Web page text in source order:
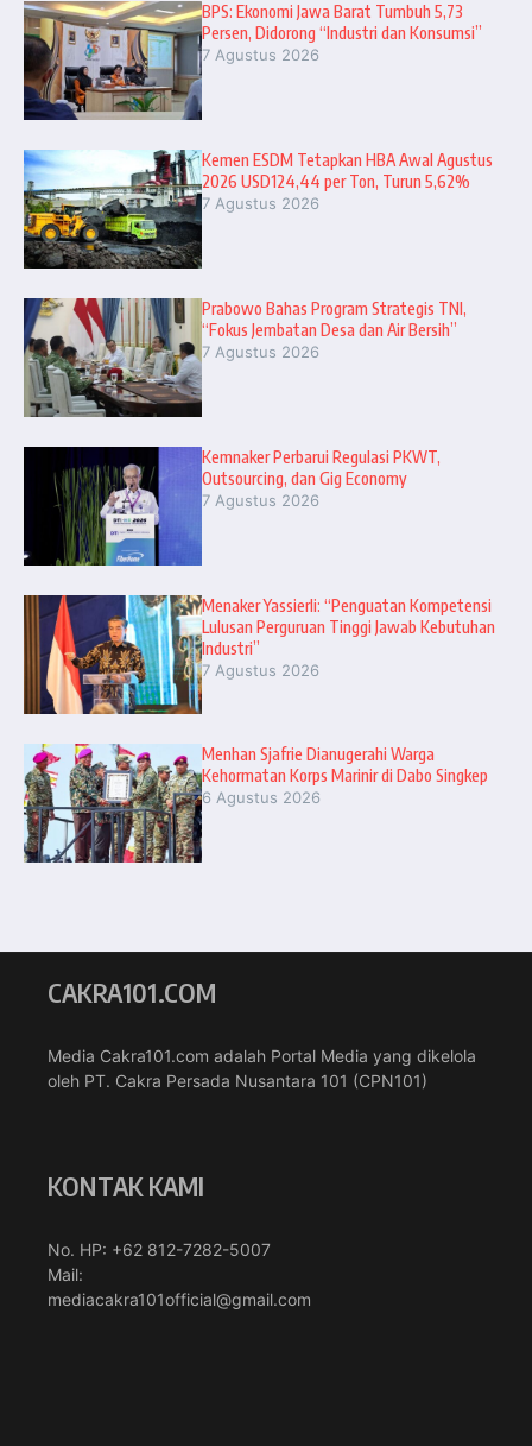
BPS: Ekonomi Jawa Barat Tumbuh 5,73
Persen, Didorong “Industri dan Konsumsi”
7 Agustus 2026
Kemen ESDM Tetapkan HBA Awal Agustus
2026 USD124,44 per Ton, Turun 5,62%
7 Agustus 2026
Prabowo Bahas Program Strategis TNI,
“Fokus Jembatan Desa dan Air Bersih”
7 Agustus 2026
Kemnaker Perbarui Regulasi PKWT,
Outsourcing, dan Gig Economy
7 Agustus 2026
Menaker Yassierli: “Penguatan Kompetensi
Lulusan Perguruan Tinggi Jawab Kebutuhan
Industri”
7 Agustus 2026
Menhan Sjafrie Dianugerahi Warga
Kehormatan Korps Marinir di Dabo Singkep
6 Agustus 2026
CAKRA101.COM
Media Cakra101.com adalah Portal Media yang dikelola
oleh PT. Cakra Persada Nusantara 101 (CPN101)
KONTAK KAMI
No. HP: +62 812-7282-5007
Mail:
mediacakra101official@gmail.com